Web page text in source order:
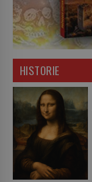
HISTORIE